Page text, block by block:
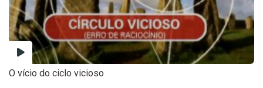
O vício do ciclo vicioso